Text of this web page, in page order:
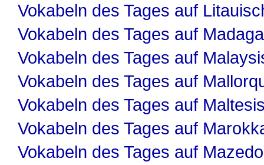
Vokabeln des Tages auf
Vokabeln des Tages auf
Vokabeln des Tages auf
Vokabeln des Tages auf
Vokabeln des Tages auf
Vokabeln des Tages auf
Vokabeln des Tages auf